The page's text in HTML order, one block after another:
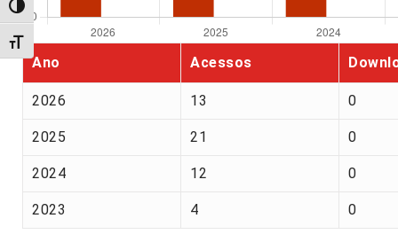
Alternar alto contraste
Alternar tamanho da fonte
Ano Acessos
2026 13 0
2025 21 0
2024 12 0
2023 4 0